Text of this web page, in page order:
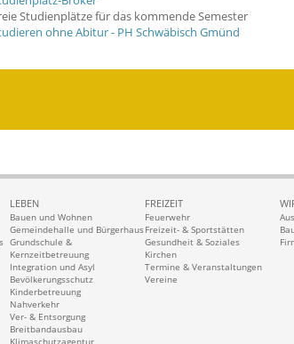
Studienplätze für das kommende Semester
ohne Abitur - PH Schwäbisch Gmünd
LEBEN
Bauen und Wohnen
Gemeindehalle und Bürgerhaus
Grundschule &
Kernzeitbetreuung
Integration und Asyl
Bevölkerungsschutz
Kinderbetreuung
Nahverkehr
Ver- & Entsorgung
Breitbandausbau
FREIZEIT
Feuerwehr
Freizeit- & Sportstätten
Gesundheit & Soziales
Kirchen
Termine & Veranstaltungen
Vereine